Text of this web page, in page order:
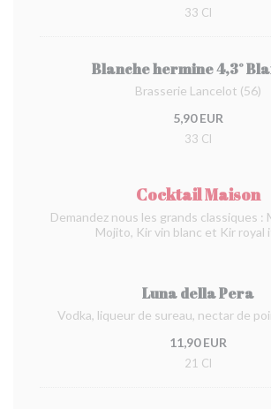
33 Cl
Blanche hermine 4,3°
Brasserie Lancelot (56)
5,90 EUR
33 Cl
Cocktail Maison
Demandez nous les grands classiques :
Mojito, Kir vin blanc et Kir royal
Luna della Pera
Vodka, liqueur de sureau, nectar de
11,90 EUR
21 Cl